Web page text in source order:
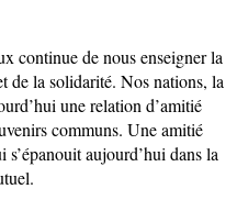
continue de nous enseigner la
de la solidarité. Nos nations, la
une relation d’amitié
communs. Une amitié
aujourd’hui dans la